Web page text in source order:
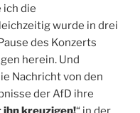
ich die
wurde in drei
des Konzerts
herein. Und
Nachricht von den
der AfD ihre